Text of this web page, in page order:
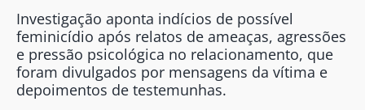
Investigação aponta indícios de possível
feminicídio após relatos de ameaças, agressões
e pressão psicológica no relacionamento, que
foram divulgados por mensagens da vítima e
depoimentos de testemunhas.